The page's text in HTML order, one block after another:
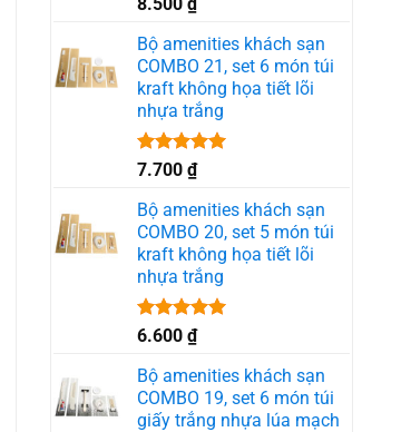
5.00
5 sao
Bộ amenities khách sạn
COMBO 21, set 6 món túi
kraft không họa tiết lõi
nhựa trắng
Được xếp
5.00
5 sao
7.700 ₫
Bộ amenities khách sạn
COMBO 20, set 5 món túi
kraft không họa tiết lõi
nhựa trắng
Được xếp
5.00
5 sao
6.600 ₫
Bộ amenities khách sạn
COMBO 19, set 6 món túi
giấy trắng nhựa lúa mạch